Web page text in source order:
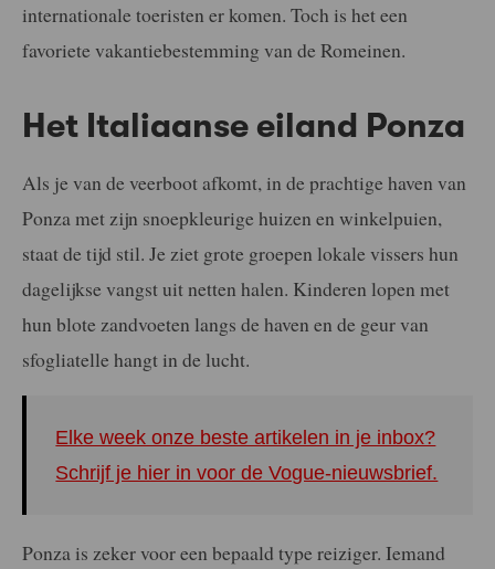
internationale toeristen er komen. Toch is het een
favoriete vakantiebestemming van de Romeinen.
Het Italiaanse eiland Ponza
Als je van de veerboot afkomt, in de prachtige haven van
Ponza met zijn snoepkleurige huizen en winkelpuien,
staat de tijd stil. Je ziet grote groepen lokale vissers hun
dagelijkse vangst uit netten halen. Kinderen lopen met
hun blote zandvoeten langs de haven en de geur van
sfogliatelle hangt in de lucht.
Elke week onze beste artikelen in je inbox?
Schrijf je hier in voor de Vogue-nieuwsbrief.
Ponza is zeker voor een bepaald type reiziger. Iemand